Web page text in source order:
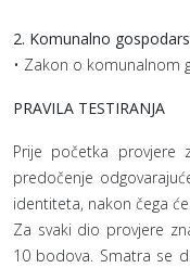
2. Komunalno
• Zakon o komunalnom
PRAVILA TESTIRANJA
Prije početka provjere
predočenje
identiteta, nakon čega
Za svaki dio provjere
10 bodova. Smatra se